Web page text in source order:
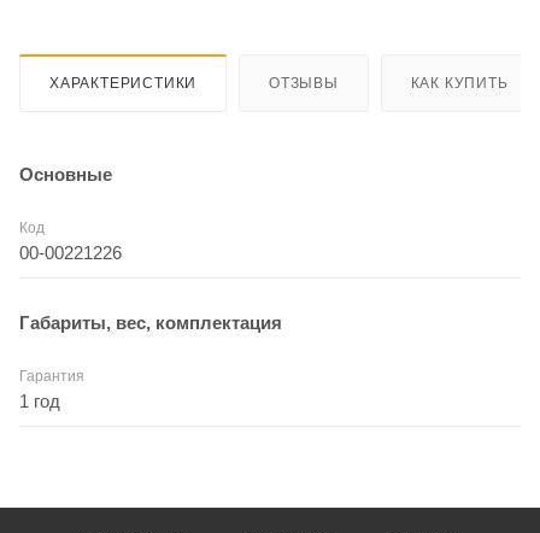
ХАРАКТЕРИСТИКИ ОТЗЫВЫ КАК КУПИТЬ
Основные
Код
00-00221226
Габариты, вес, комплектация
Гарантия
1 год